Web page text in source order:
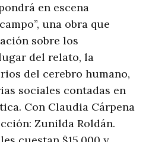
en escena
una obra que
sobre los
del relato, la
del cerebro humano,
sociales contadas en
Con Claudia Cárpena
Zunilda Roldán.